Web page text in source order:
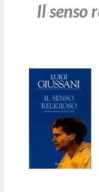
Il senso